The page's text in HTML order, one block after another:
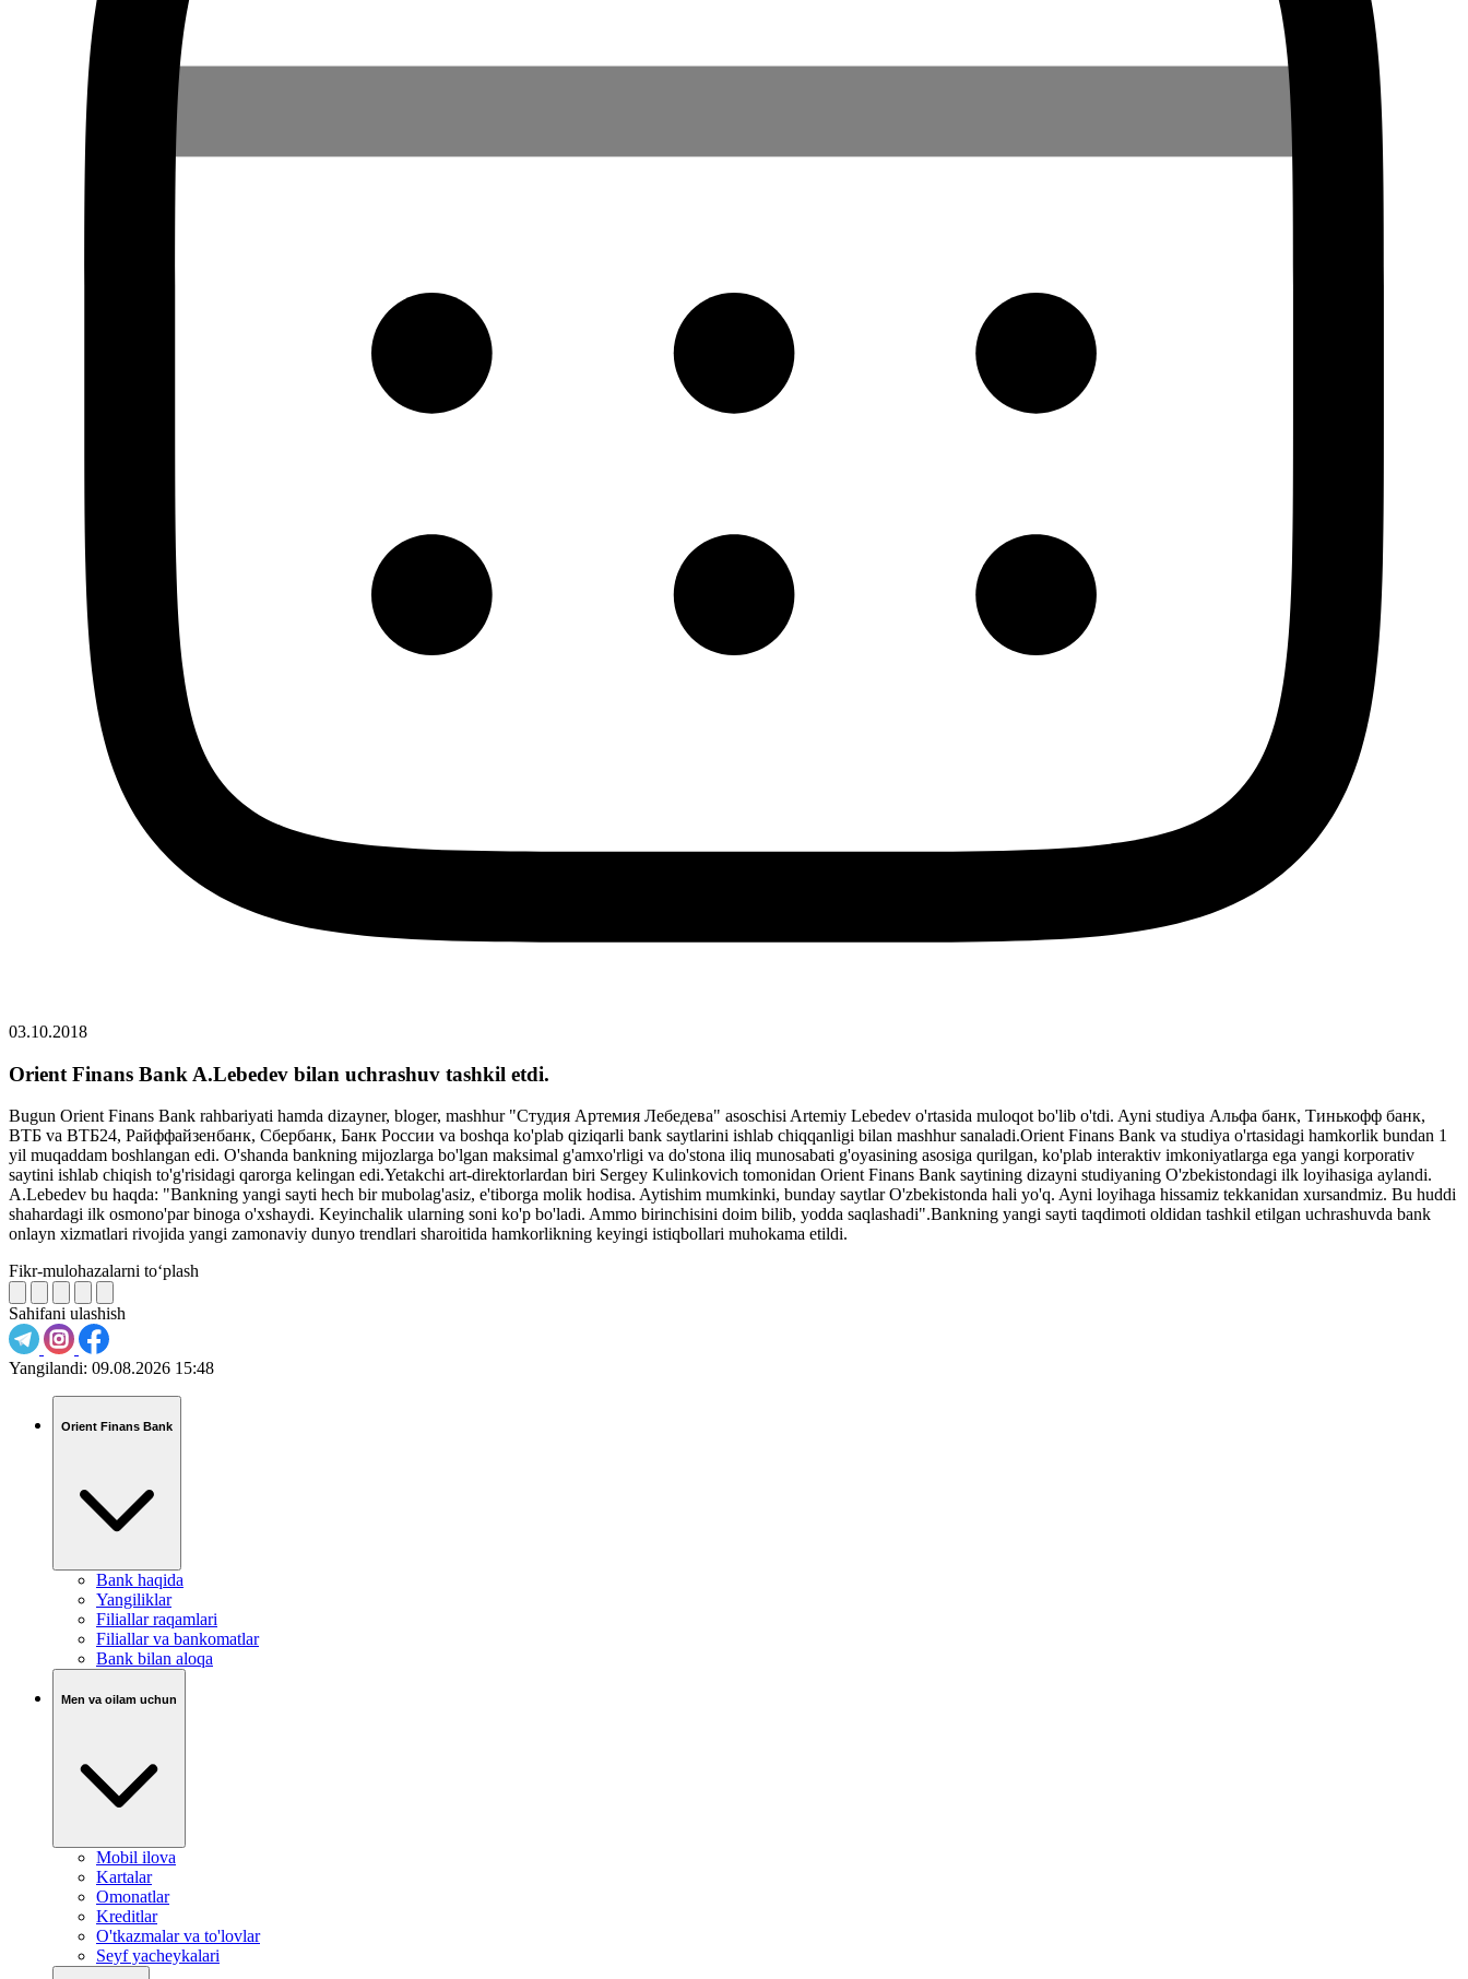
03.10.2018
Orient Finans Bank A.Lebedev bilan uchrashuv tashkil etdi.
Bugun Orient Finans Bank rahbariyati hamda dizayner, bloger, mashhur "Студия Артемия Лебедева" asoschisi Artemiy Lebedev o'rtasida muloqot bo'lib o'tdi. Ayni studiya Альфа банк, Тинькофф банк,
ВТБ va ВТБ24, Райффайзенбанк, Сбербанк, Банк России va boshqa ko'plab qiziqarli bank saytlarini ishlab chiqqanligi bilan mashhur sanaladi.Orient Finans Bank va studiya o'rtasidagi hamkorlik bundan 1
yil muqaddam boshlangan edi. O'shanda bankning mijozlarga bo'lgan maksimal g'amxo'rligi va do'stona iliq munosabati g'oyasining asosiga qurilgan, ko'plab interaktiv imkoniyatlarga ega yangi korporativ
saytini ishlab chiqish to'g'risidagi qarorga kelingan edi.Yetakchi art-direktorlardan biri Sergey Kulinkovich tomonidan Orient Finans Bank saytining dizayni studiyaning O'zbekistondagi ilk loyihasiga aylandi.
A.Lebedev bu haqda: "Bankning yangi sayti hech bir mubolag'asiz, e'tiborga molik hodisa. Aytishim mumkinki, bunday saytlar O'zbekistonda hali yo'q. Ayni loyihaga hissamiz tekkanidan xursandmiz. Bu huddi
shahardagi ilk osmono'par binoga o'xshaydi. Keyinchalik ularning soni ko'p bo'ladi. Ammo birinchisini doim bilib, yodda saqlashadi".Bankning yangi sayti taqdimoti oldidan tashkil etilgan uchrashuvda bank
onlayn xizmatlari rivojida yangi zamonaviy dunyo trendlari sharoitida hamkorlikning keyingi istiqbollari muhokama etildi.
Fikr-mulohazalarni to‘plash
Sahifani ulashish
Yangilandi: 09.08.2026 15:48
Orient Finans Bank
Bank haqida
Yangiliklar
Filiallar raqamlari
Filiallar va bankomatlar
Bank bilan aloqa
Men va oilam uchun
Mobil ilova
Kartalar
Omonatlar
Kreditlar
O'tkazmalar va to'lovlar
Seyf yacheykalari